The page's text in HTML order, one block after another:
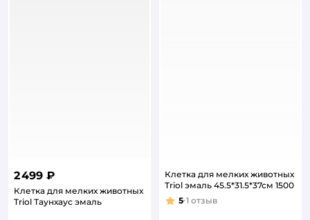
2 499 ₽
Клетка для мелких животных
Triol Таунхаус эмаль
Клетка для мелких животных
Triol эмаль 45.5*31.5*37см 1500
Рейтинг:
5 1 отзыв